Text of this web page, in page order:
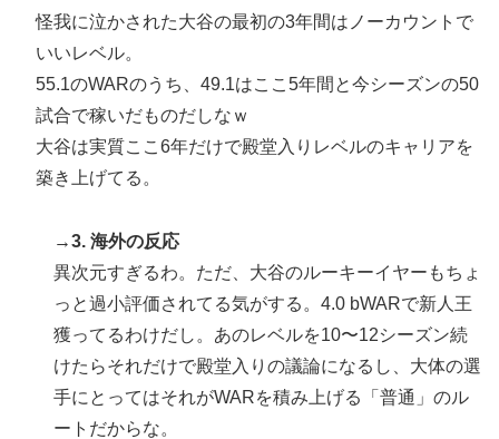
怪我に泣かされた大谷の最初の3年間はノーカウントで
いいレベル。
55.1のWARのうち、49.1はここ5年間と今シーズンの50
試合で稼いだものだしなｗ
大谷は実質ここ6年だけで殿堂入りレベルのキャリアを
築き上げてる。
→3. 海外の反応
異次元すぎるわ。ただ、大谷のルーキーイヤーもちょ
っと過小評価されてる気がする。4.0 bWARで新人王
獲ってるわけだし。あのレベルを10〜12シーズン続
けたらそれだけで殿堂入りの議論になるし、大体の選
手にとってはそれがWARを積み上げる「普通」のル
ートだからな。